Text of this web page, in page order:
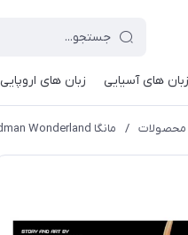
زبان های آسیایی زبان های اروپایی
/ مانگا Deadman Wonderland مانگا شهربازی مردگان زبان انگلیسی